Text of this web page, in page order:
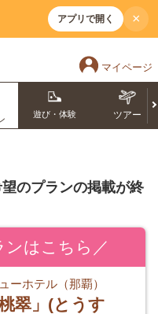
アプリで開く ×
マイページ
遊び・体験 ツアー
のプランの掲載が終
ンはこちら／
ーホテル（那覇）
翠」(とうす